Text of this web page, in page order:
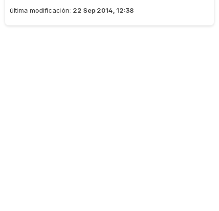
última modificación: 22 Sep 2014, 12:38